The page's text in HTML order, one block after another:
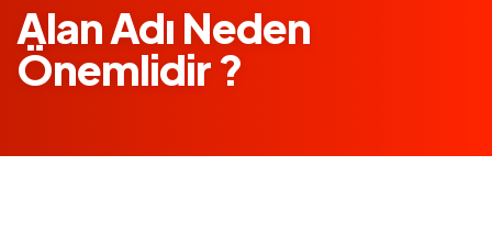
Alan Adı Neden
Önemlidir ?